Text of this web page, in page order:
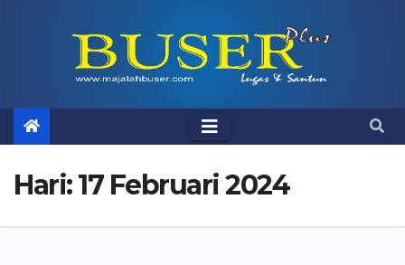
Hari:17 Februari 2024